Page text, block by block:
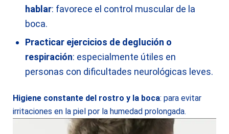
hablar: favorece el control muscular de la
boca.
Practicar ejercicios de deglución o
respiración: especialmente útiles en
personas con dificultades neurológicas leves.
Higiene constante del rostro y la boca: para evitar
irritaciones en la piel por la humedad prolongada.